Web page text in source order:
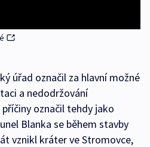
úřad označil za hlavní možné
a nedodržování
označil tehdy jako
Blanka se během stavby
vznikl kráter ve Stromovce,